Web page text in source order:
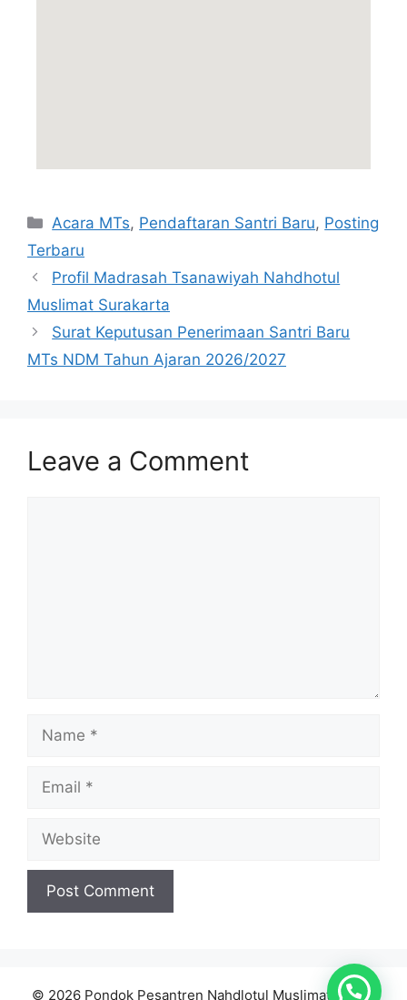
Acara MTs, Pendaftaran Santri Baru, Posting
Terbaru
Profil Madrasah Tsanawiyah Nahdhotul
Muslimat Surakarta
Surat Keputusan Penerimaan Santri Baru
MTs NDM Tahun Ajaran 2026/2027
Leave a Comment
© 2026 Pondok Pesantren Nahdlotul Muslimat (NDM)